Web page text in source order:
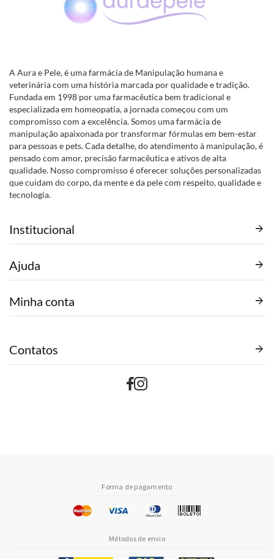
A Aura e Pele, é uma farmácia de Manipulação humana e
veterinária com uma história marcada por qualidade e tradição.
Fundada em 1998 por uma farmacêutica bem tradicional e
especializada em homeopatia, a jornada começou com um
compromisso com a excelência. Somos uma farmácia de
manipulação apaixonada por transformar fórmulas em bem-estar
para pessoas e pets. Cada detalhe, do atendimento à manipulação, é
pensado com amor, precisão farmacêutica e ativos de alta
qualidade. Nosso compromisso é oferecer soluções personalizadas
que cuidam do corpo, da mente e da pele com respeito, qualidade e
tecnologia.
Institucional
Ajuda
Minha conta
Contatos
Forma de pagamento
Métodos de envio